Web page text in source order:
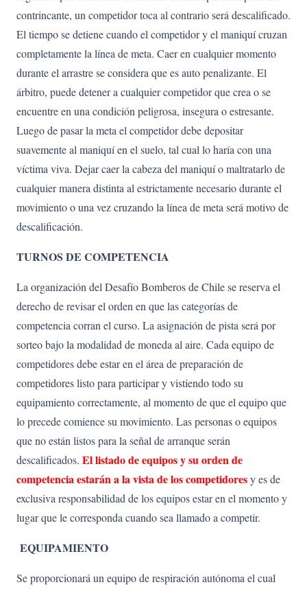
contrincante, un competidor toca al contrario será descalificado.
El tiempo se detiene cuando el competidor y el maniquí cruzan
completamente la línea de meta. Caer en cualquier momento
durante el arrastre se considera que es auto penalizante. El
árbitro, puede detener a cualquier competidor que crea o se
encuentre en una condición peligrosa, insegura o estresante.
Luego de pasar la meta el competidor debe depositar
suavemente al maniquí en el suelo, tal cual lo haría con una
víctima viva. Dejar caer la cabeza del maniquí o maltratarlo de
cualquier manera distinta al estrictamente necesario durante el
movimiento o una vez cruzando la línea de meta será motivo de
descalificación.
TURNOS DE COMPETENCIA
La organización del Desafío Bomberos de Chile se reserva el
derecho de revisar el orden en que las categorías de
competencia corran el curso. La asignación de pista será por
sorteo bajo la modalidad de moneda al aire. Cada equipo de
competidores debe estar en el área de preparación de
competidores listo para participar y vistiendo todo su
equipamiento correctamente, al momento de que el equipo que
lo precede comience su movimiento. Las personas o equipos
que no están listos para la señal de arranque serán
descalificados. Ellistadodeequiposysuordende
competencia estarán a la vista de los competidoresy es de
exclusiva responsabilidad de los equipos estar en el momento y
lugar que le corresponda cuando sea llamado a competir.
EQUIPAMIENTO
Se proporcionará un equipo de respiración autónoma el cual